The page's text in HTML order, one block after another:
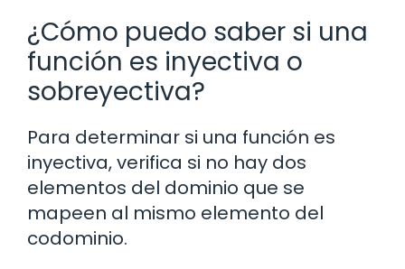
¿Cómo puedo saber si una
función es inyectiva o
sobreyectiva?
Para determinar si una función es
inyectiva, verifica si no hay dos
elementos del dominio que se
mapeen al mismo elemento del
codominio.